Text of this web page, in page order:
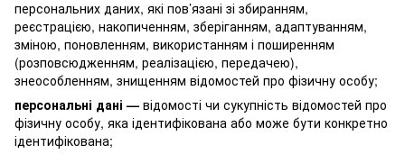
персональних даних, які пов’язані зі збиранням,
реєстрацією, накопиченням, зберіганням, адаптуванням,
зміною, поновленням, використанням і поширенням
(розповсюдженням, реалізацією, передачею),
знеособленням, знищенням відомостей про фізичну особу;
персональні дані — відомості чи сукупність відомостей про
фізичну особу, яка ідентифікована або може бути конкретно
ідентифікована;